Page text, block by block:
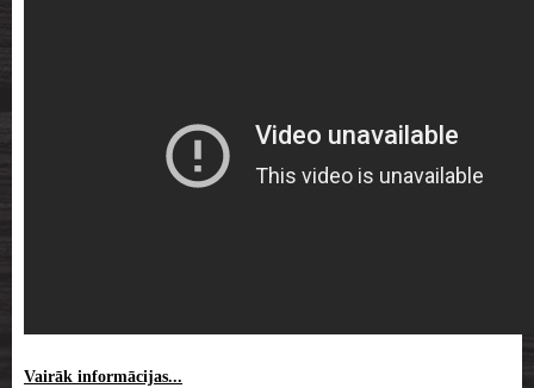
Vairāk informācijas...